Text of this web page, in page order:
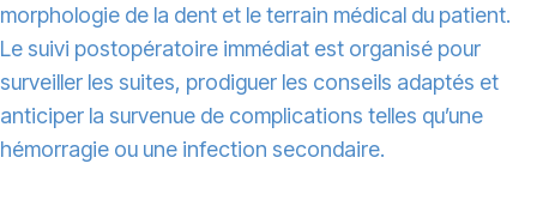
morphologie de la dent et le terrain médical du patient.
Le suivi postopératoire immédiat est organisé pour
surveiller les suites, prodiguer les conseils adaptés et
anticiper la survenue de complications telles qu’une
hémorragie ou une infection secondaire.